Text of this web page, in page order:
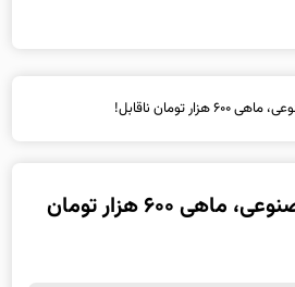
تومان ناقابل!
جی‌میل با هوش مصنوعی، ماهی ۶۰۰ هزار تومان